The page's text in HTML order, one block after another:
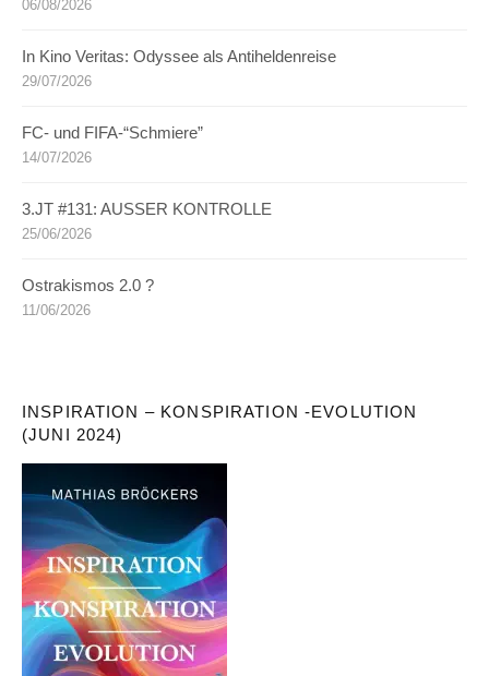
06/08/2026
In Kino Veritas: Odyssee als Antiheldenreise
29/07/2026
FC- und FIFA-“Schmiere”
14/07/2026
3.JT #131: AUSSER KONTROLLE
25/06/2026
Ostrakismos 2.0 ?
11/06/2026
INSPIRATION – KONSPIRATION -EVOLUTION
(JUNI 2024)